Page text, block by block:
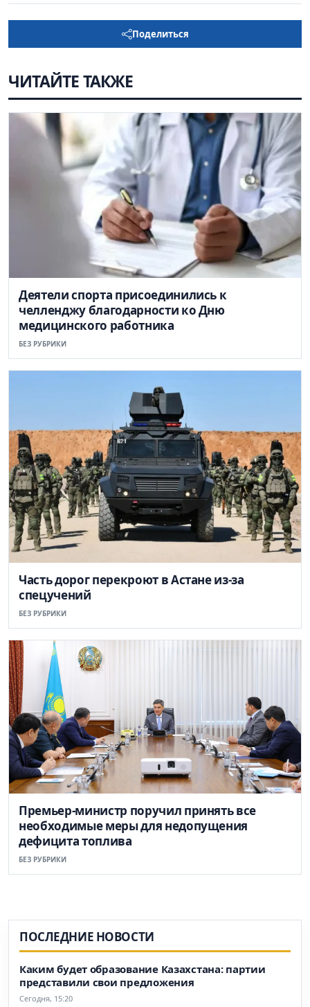
Поделиться
ЧИТАЙТЕ ТАКЖЕ
Деятели спорта присоединились к
челленджу благодарности ко Дню
медицинского работника
БЕЗ РУБРИКИ
Часть дорог перекроют в Астане из-за
спецучений
БЕЗ РУБРИКИ
Премьер-министр поручил принять все
необходимые меры для недопущения
дефицита топлива
БЕЗ РУБРИКИ
ПОСЛЕДНИЕ НОВОСТИ
Каким будет образование Казахстана: партии
представили свои предложения
Сегодня, 15:20